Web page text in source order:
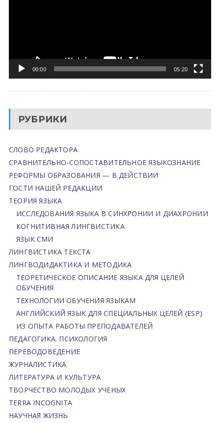
00:00 05:20
РУБРИКИ
СЛОВО РЕДАКТОРА
СРАВНИТЕЛЬНО-СОПОСТАВИТЕЛЬНОЕ ЯЗЫКОЗНАНИЕ
РЕФОРМЫ ОБРАЗОВАНИЯ — В ДЕЙСТВИИ
ГОСТИ НАШЕЙ РЕДАКЦИИ
ТЕОРИЯ ЯЗЫКА
ИССЛЕДОВАНИЯ ЯЗЫКА В СИНХРОНИИ И ДИАХРОНИИ
КОГНИТИВНАЯ ЛИНГВИСТИКА
ЯЗЫК СМИ
ЛИНГВИСТИКА ТЕКСТА
ЛИНГВОДИДАКТИКА И МЕТОДИКА
ТЕОРЕТИЧЕСКОЕ ОПИСАНИЕ ЯЗЫКА ДЛЯ ЦЕЛЕЙ
ОБУЧЕНИЯ
ТЕХНОЛОГИИ ОБУЧЕНИЯ ЯЗЫКАМ
АНГЛИЙСКИЙ ЯЗЫК ДЛЯ СПЕЦИАЛЬНЫХ ЦЕЛЕЙ (ESP)
ИЗ ОПЫТА РАБОТЫ ПРЕПОДАВАТЕЛЕЙ
ПЕДАГОГИКА. ПСИХОЛОГИЯ
ПЕРЕВОДОВЕДЕНИЕ
ЖУРНАЛИСТИКА
ЛИТЕРАТУРА И КУЛЬТУРА
ТВОРЧЕСТВО МОЛОДЫХ УЧЕНЫХ
TERRA INCOGNITA
НАУЧНАЯ ЖИЗНЬ